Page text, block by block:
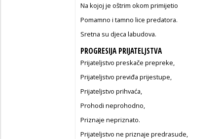
Na kojoj je oštrim okom primijetio
Pomamno i tamno lice predatora.
Sretna su djeca labudova.
PROGRESIJA PRIJATELJSTVA
Prijateljstvo preskače prepreke,
Prijateljstvo previđa prijestupe,
Prijateljstvo prihvaća,
Prohodi neprohodno,
Priznaje nepriznato.
Prijateljstvo ne priznaje predrasude,